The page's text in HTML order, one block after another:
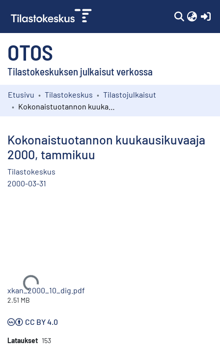
OTOS
Tilastokeskuksen julkaisut verkossa
Kokoelmat
Etusivu Tilastokeskus
Tilastojulkaisut
Kokonaistuotannon kuukausikuvaaja
2000, tammikuu
Tilastokeskus
2000-03-31
Ladataan...
xkan_2000_10_dig.pdf
2.51 MB
CC BY 4.0
Lataukset 153